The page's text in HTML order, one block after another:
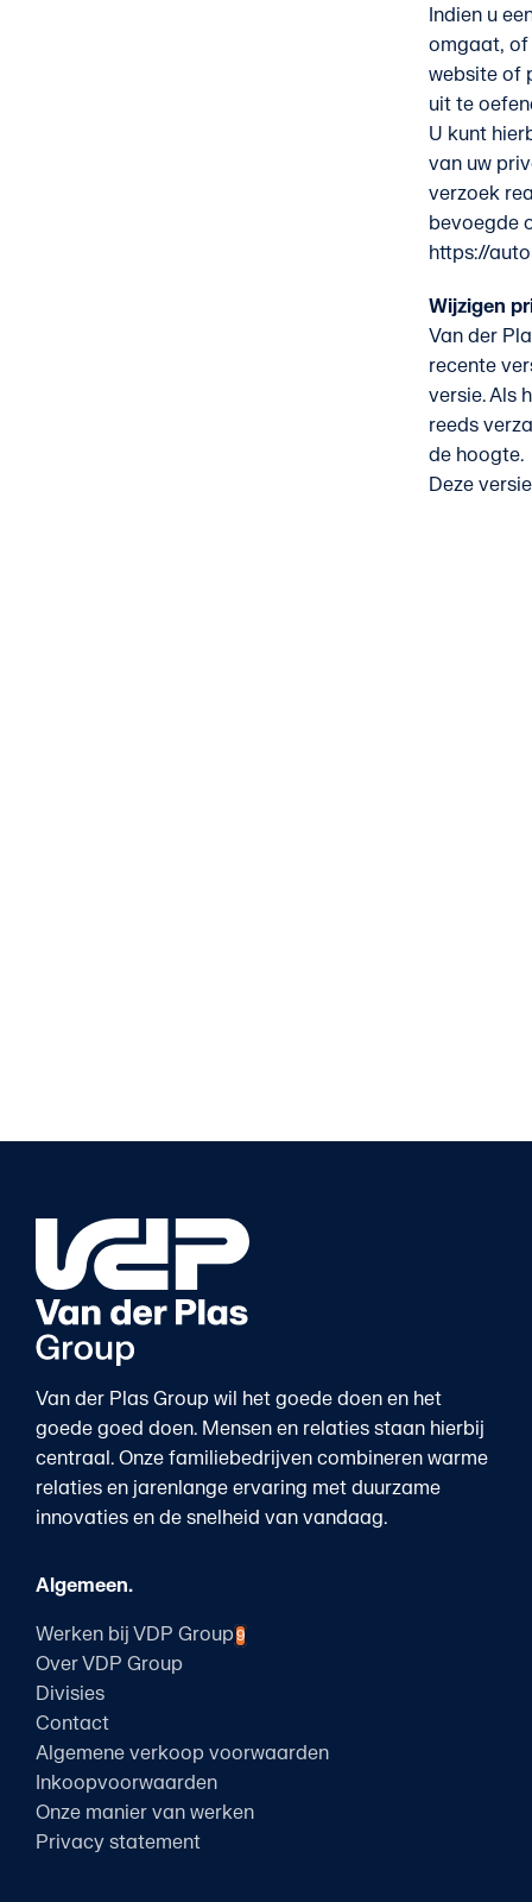
Indien u
omgaat, of
website of
uit te
U kunt
van uw
verzoek
bevoegde
https://
Wijzigen
Van der
recente
versie. Als
reeds
de hoogte.
Deze
Van der Plas Group wil het goede doen en het
goede goed doen. Mensen en relaties staan hierbij
centraal. Onze familiebedrijven combineren warme
relaties en jarenlange ervaring met duurzame
innovaties en de snelheid van vandaag.
Algemeen.
Werken bij VDP Group9
Over VDP Group
Divisies
Contact
Algemene verkoop voorwaarden
Inkoopvoorwaarden
Onze manier van werken
Privacy statement